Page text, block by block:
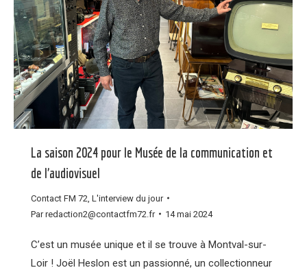
La saison 2024 pour le Musée de la communication et
de l’audiovisuel
Contact FM 72 L'interview du jour
Parredaction2@contactfm72.fr 14 mai 2024
C’est un musée unique et il se trouve à Montval-sur-
Loir ! Joël Heslon est un passionné, un collectionneur